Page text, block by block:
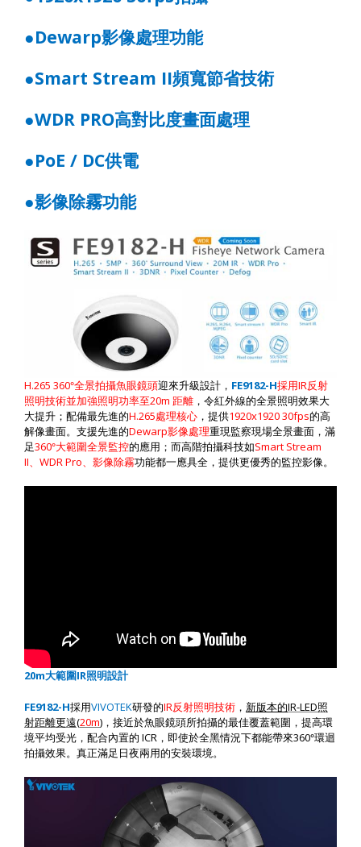
●Dewarp影像處理功能
●Smart Stream II頻寬節省技術
●WDR PRO高對比度畫面處理
●PoE / DC供電
●影像除霧功能
H.265 360°全景拍攝魚眼鏡頭迎來升級設計， FE9182-H採用IR反射
照明技術並加強照明功率至20m 距離 ，令紅外線的全景照明效果大
大提升； 配備最先進的H.265處理核心 ，提供1920x192030fps的高
解像畫面。支援先進的Dewarp影像處理重現監察現場全景畫面，滿
足360°大範圍全景監控的應用；而高階拍攝科技如Smart Stream
II、 WDR Pro、影像除霧功能都一應具全，提供更優秀的監控影像。
20m大範圍IR照明設計
FE9182-H採用VIVOTEK研發的IR反射照明技術 ， 新版本的IR-LED照
射距離更遠(20m) ，接近於魚眼鏡頭所拍攝的最佳覆蓋範圍，提高環
境平均受光，配合內置的 ICR ，即使於全黑情況下都能帶來360°環迴
拍攝效果。真正滿足日夜兩用的安裝環境。